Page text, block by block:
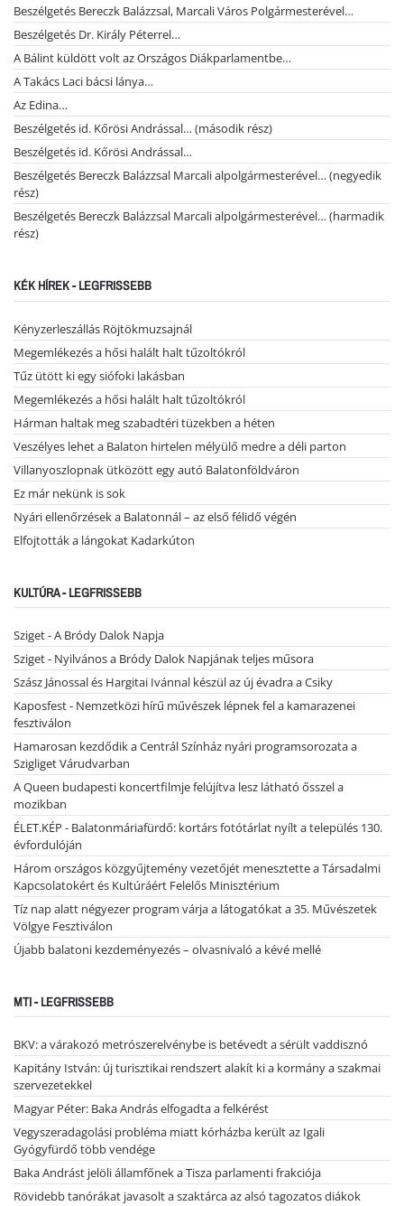
Beszélgetés Bereczk Balázzsal, Marcali Város Polgármesterével…
Beszélgetés Dr. Király Péterrel…
A Bálint küldött volt az Országos Diákparlamentbe…
A Takács Laci bácsi lánya…
Az Edina…
Beszélgetés id. Kőrösi Andrással… (második rész)
Beszélgetés id. Kőrösi Andrással…
Beszélgetés Bereczk Balázzsal Marcali alpolgármesterével… (negyedik
rész)
Beszélgetés Bereczk Balázzsal Marcali alpolgármesterével… (harmadik
rész)
KÉK HÍREK - LEGFRISSEBB
Kényzerleszállás Röjtökmuzsajnál
Megemlékezés a hősi halált halt tűzoltókról
Tűz ütött ki egy siófoki lakásban
Megemlékezés a hősi halált halt tűzoltókról
Hárman haltak meg szabadtéri tüzekben a héten
Veszélyes lehet a Balaton hirtelen mélyülő medre a déli parton
Villanyoszlopnak ütközött egy autó Balatonföldváron
Ez már nekünk is sok
Nyári ellenőrzések a Balatonnál – az első félidő végén
Elfojtották a lángokat Kadarkúton
KULTÚRA - LEGFRISSEBB
Sziget - A Bródy Dalok Napja
Sziget - Nyilvános a Bródy Dalok Napjának teljes műsora
Szász Jánossal és Hargitai Ivánnal készül az új évadra a Csiky
Kaposfest - Nemzetközi hírű művészek lépnek fel a kamarazenei
fesztiválon
Hamarosan kezdődik a Centrál Színház nyári programsorozata a
Szigliget Várudvarban
A Queen budapesti koncertfilmje felújítva lesz látható ősszel a
mozikban
ÉLET.KÉP - Balatonmáriafürdő: kortárs fotótárlat nyílt a település 130.
évfordulóján
Három országos közgyűjtemény vezetőjét menesztette a Társadalmi
Kapcsolatokért és Kultúráért Felelős Minisztérium
Tíz nap alatt négyezer program várja a látogatókat a 35. Művészetek
Völgye Fesztiválon
Újabb balatoni kezdeményezés – olvasnivaló a kévé mellé
MTI - LEGFRISSEBB
BKV: a várakozó metrószerelvénybe is betévedt a sérült vaddisznó
Kapitány István: új turisztikai rendszert alakít ki a kormány a szakmai
szervezetekkel
Magyar Péter: Baka András elfogadta a felkérést
Vegyszeradagolási probléma miatt kórházba került az Igali
Gyógyfürdő több vendége
Baka Andrást jelöli államfőnek a Tisza parlamenti frakciója
Rövidebb tanórákat javasolt a szaktárca az alsó tagozatos diákok